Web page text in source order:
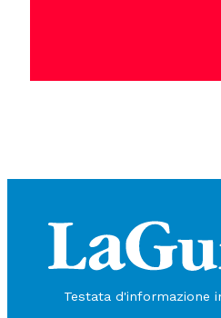
Legenda aurea
, nel raccontare la
intende trasmettere un’idea di
Iacopo da Varagine appare evidente
senso del nome del santo in una
Testata d'informazione